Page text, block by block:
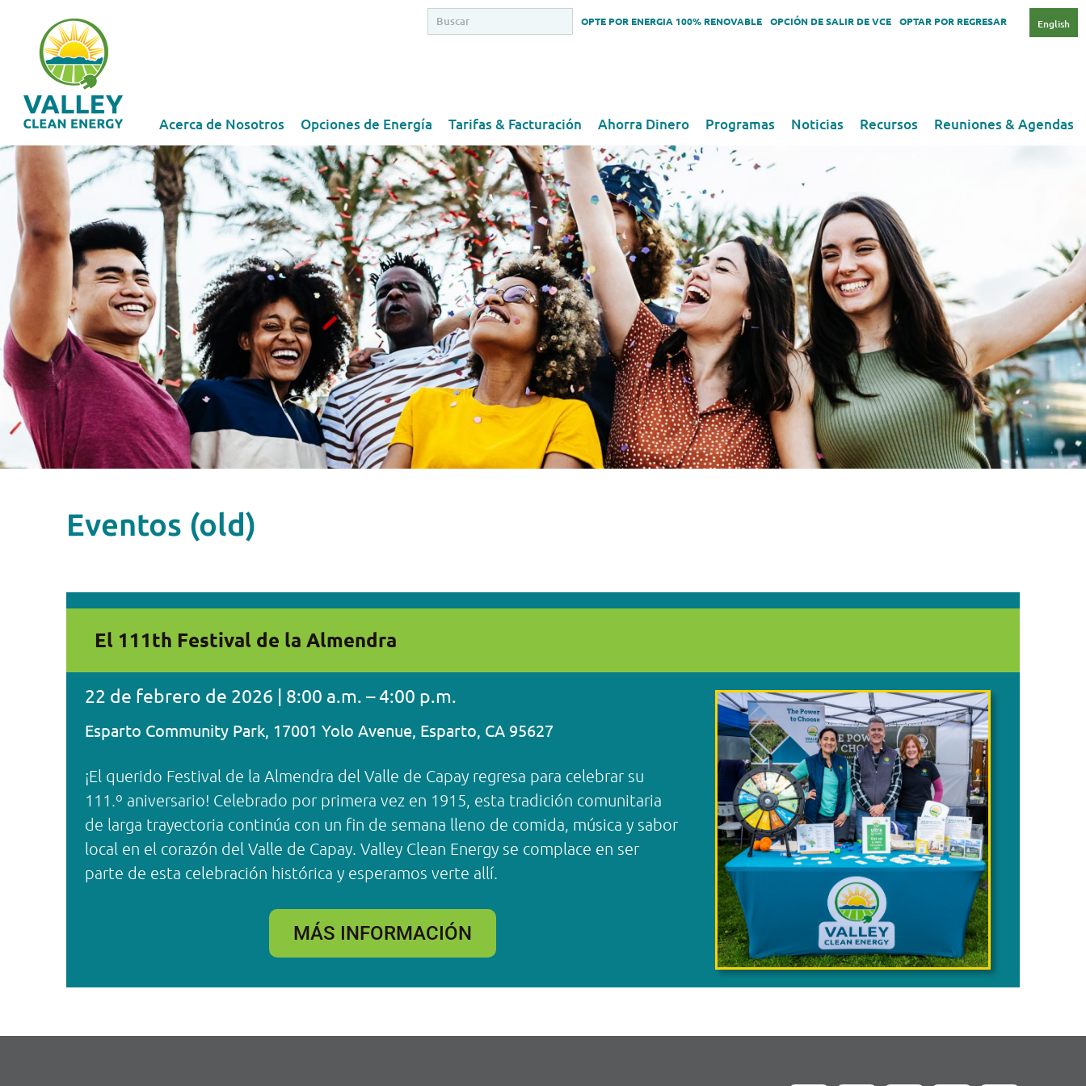
OPTE POR ENERGIA 100% RENOVABLE OPCIÓN DE SALIR DE VCE OPTAR POR REGRESAR English
Acerca de Nosotros Opciones de Energía Tarifas & Facturación Ahorra Dinero Programas Noticias Recursos Reuniones & Agendas
Eventos (old)
El 111th Festival de la Almendra
22 de febrero de 2026 | 8:00 a.m. – 4:00 p.m.
Esparto Community Park, 17001 Yolo Avenue, Esparto, CA 95627
¡El querido Festival de la Almendra del Valle de Capay regresa para celebrar su
111.º aniversario! Celebrado por primera vez en 1915, esta tradición comunitaria
de larga trayectoria continúa con un fin de semana lleno de comida, música y sabor
local en el corazón del Valle de Capay. Valley Clean Energy se complace en ser
parte de esta celebración histórica y esperamos verte allí.
MÁS INFORMACIÓN